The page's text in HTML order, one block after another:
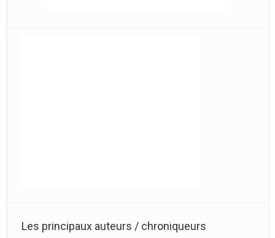
Les principaux auteurs / chroniqueurs